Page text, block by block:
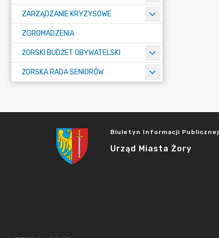
ZARZĄDZANIE KRYZYSOWE
ZGROMADZENIA
ŻORSKI BUDŻET OBYWATELSKI
ŻORSKA RADA SENIORÓW
Biuletyn Informacji Publicznej
Urząd Miasta Żory